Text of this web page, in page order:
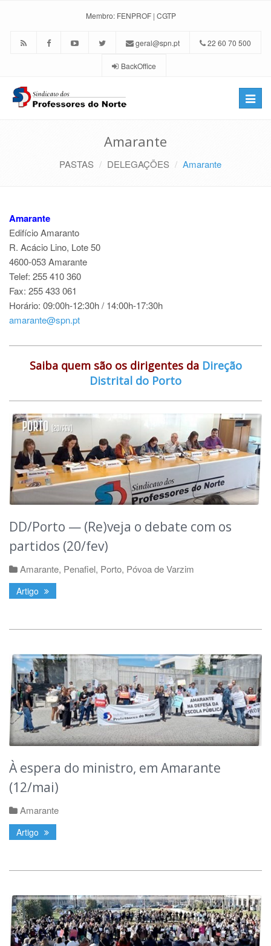
Membro: FENPROF | CGTP
geral@spn.pt 22 60 70 500
BackOffice
Toggle
Amarante
PASTAS DELEGAÇÕES Amarante
Amarante
Edifício Amaranto
R. Acácio Lino, Lote 50
4600-053 Amarante
Telef: 255 410 360
Fax: 255 433 061
Horário: 09:00h-12:30h / 14:00h-17:30h
amarante@spn.pt
Saiba quem são os dirigentes da Direção
Distrital do Porto
DD/Porto — (Re)veja o debate com os
partidos (20/fev)
Amarante, Penafiel, Porto, Póvoa de Varzim
Artigo
À espera do ministro, em Amarante
(12/mai)
Amarante
Artigo